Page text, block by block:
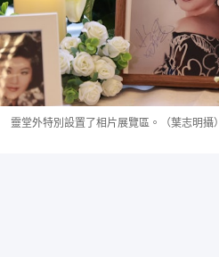
靈堂外特別設置了相片展覽區。（葉志明攝）